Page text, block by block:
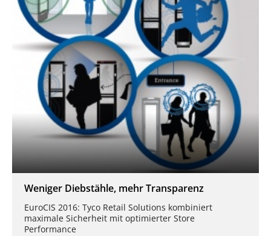
Weniger Diebstähle, mehr Transparenz
EuroCIS 2016: Tyco Retail Solutions kombiniert
maximale Sicherheit mit optimierter Store
Performance